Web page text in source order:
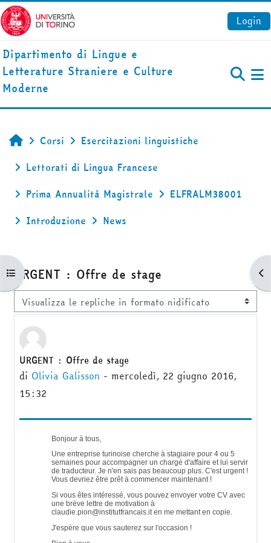
Vai al contenuto principale
Login
Dipartimento di Lingue e
Letterature Straniere e Culture
Moderne
Apri indice del corso
Home
Corsi
Esercitazioni linguistiche
Lettorati di Lingua Francese
Prima Annualità Magistrale
ELFRALM38001
Introduzione
News
URGENT : Offre de stage
Modalità visualizzazione
URGENT : Offre de stage
di Olivia Galisson - mercoledì, 22 giugno 2016,
15:32
Numero di risposte: 0
Bonjour à tous,
Une entreprise turinoise cherche à stagiaire pour 4 ou 5
semaines pour accompagner un chargé d'affaire et lui servir
de traducteur. Je n'en sais pas beaucoup plus. C'est urgent !
Vous devriez être prêt à commencer maintenant !
Si vous êtes intéressé, vous pouvez envoyer votre CV avec
une brève lettre de motivation à
claudie.pion@institutfrancais.it en me mettant en copie.
J'espère que vous sauterez sur l'occasion !